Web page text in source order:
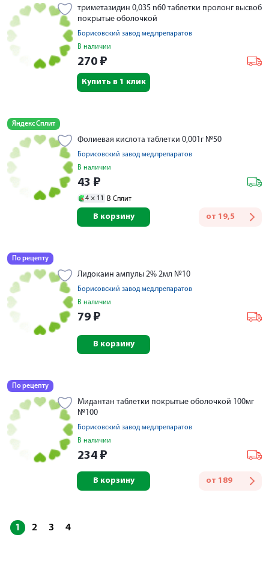
триметазидин 0,035 n60 таблетки пролонг высвоб
покрытые оболочкой
Борисовский завод мед.препаратов
В наличии
270 ₽
Купить в 1 клик
Яндекс Сплит
Фолиевая кислота таблетки 0,001г №50
Борисовский завод мед.препаратов
В наличии
43 ₽
4 × 11 В Сплит
от 19,5
В корзину
По рецепту
Лидокаин ампулы 2% 2мл №10
Борисовский завод мед.препаратов
В наличии
79 ₽
В корзину
По рецепту
Мидантан таблетки покрытые оболочкой 100мг
№100
Борисовский завод мед.препаратов
В наличии
234 ₽
от 189
В корзину
1 2 3 4